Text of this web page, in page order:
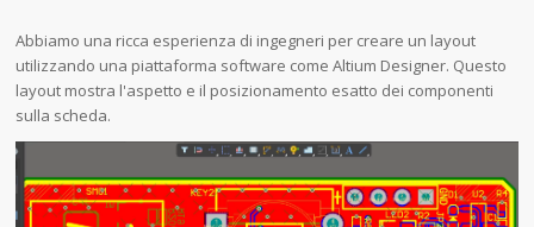
Abbiamo una ricca esperienza di ingegneri per creare un layout
utilizzando una piattaforma software come Altium Designer. Questo
layout mostra l'aspetto e il posizionamento esatto dei componenti
sulla scheda.